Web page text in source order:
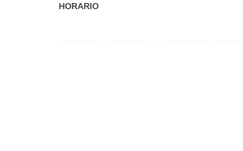
HORARIO